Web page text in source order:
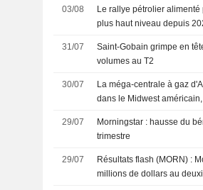
03/08
Le rallye pétrolier
plus haut niveau depuis
31/07
Saint-Gobain grimpe en
volumes au T2
30/07
La méga-centrale à gaz
dans le Midwest
29/07
Morningstar : hausse du
trimestre
29/07
Résultats flash (MORN) :
millions de dollars au